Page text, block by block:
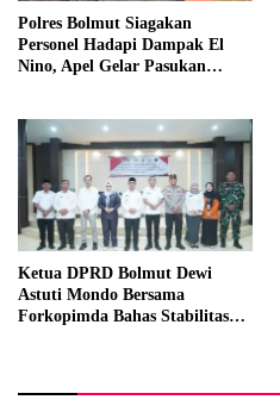
Polres Bolmut Siagakan
Personel Hadapi Dampak El
Nino, Apel Gelar Pasukan
Ketua DPRD Bolmut Dewi
Astuti Mondo Bersama
Forkopimda Bahas Stabilitas